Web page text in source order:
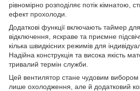
рівномірно розподіляє потік кімнатою,
ефект прохолоди.
Додаткові функції включають таймер
відключення, яскраве та приємне
кілька швидкісних режимів для
Надійна конструкція та висока якість
тривалий термін служби.
Цей вентилятор стане чудовим
лише охолодження, але й додатковий